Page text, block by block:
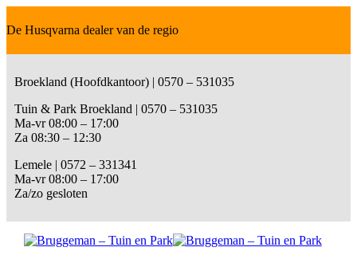
De Husqvarna dealer van de regio
Broekland (Hoofdkantoor) | 0570 – 531035
Tuin & Park Broekland | 0570 – 531035
Ma-vr 08:00 – 17:00
Za 08:30 – 12:30
Lemele | 0572 – 331341
Ma-vr 08:00 – 17:00
Za/zo gesloten